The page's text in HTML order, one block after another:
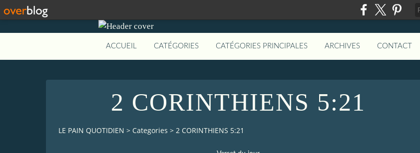
ACCUEIL CATÉGORIES CATÉGORIES PRINCIPALES ARCHIVES CONTACT
2 CORINTHIENS 5:21
LE PAIN QUOTIDIEN > Categories > 2 CORINTHIENS 5:21